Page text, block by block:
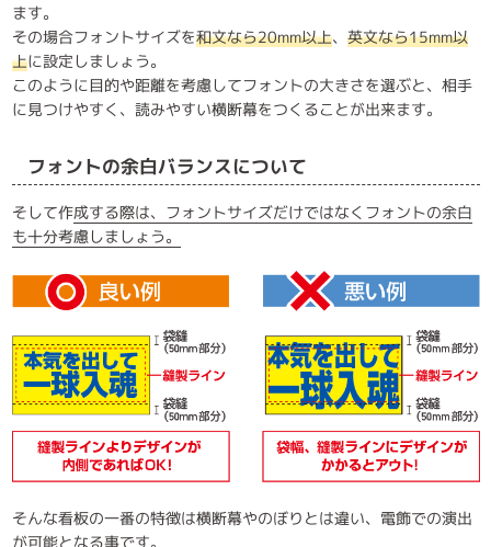
ます。
その場合フォントサイズを和文なら20mm以上、 英文なら15mm以
上に設定しましょう。
このように目的や距離を考慮してフォントの大きさを選ぶと、相手
に見つけやすく、読みやすい横断幕をつくることが出来ます。
フォントの余白バランスについて
そして作成する際は、フォントサイズだけではなくフォントの余白
も十分考慮しましょう。
そんな看板の一番の特徴は横断幕やのぼりとは違い、電飾での演出
が可能となる事です。